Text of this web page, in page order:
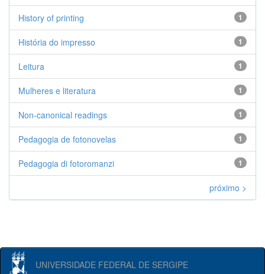
1
History of printing
1
História do impresso
1
Leitura
1
Mulheres e literatura
1
Non-canonical readings
1
Pedagogia de fotonovelas
1
Pedagogia di fotoromanzi
próximo >
UNIVERSIDADE FEDERAL DE SERGIPE